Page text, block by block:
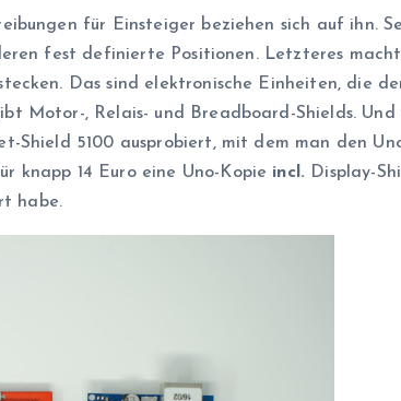
für Einsteiger beziehen sich auf ihn.
fest definierte Positionen. Letzteres
Das sind elektronische Einheiten, die
Motor-, Relais- und Breadboard-Shields. Und
Shield 5100 ausprobiert, mit dem man den
knapp 14 Euro eine Uno-Kopie incl. Display-
habe.